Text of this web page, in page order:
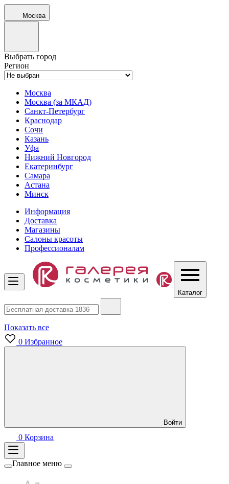
Москва
Выбрать город
Регион
Москва
Москва (за МКАД)
Санкт-Петербург
Краснодар
Сочи
Казань
Уфа
Нижний Новгород
Екатеринбург
Самара
Астана
Минск
Информация
Доставка
Магазины
Салоны красоты
Профессионалам
Каталог
Показать все
0 Избранное
Войти
0 Корзина
Главное меню